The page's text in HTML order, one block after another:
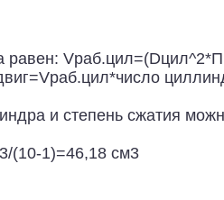
равен:
и степень сжатия
(10-1)=46,18 см3